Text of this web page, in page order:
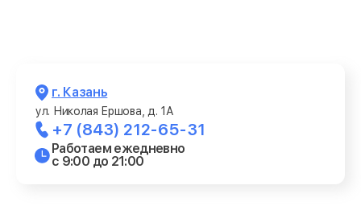
г. Казань
ул. Николая Ершова, д. 1А
+7 (843) 212-65-31
Работаем ежедневно
с 9:00 до 21:00